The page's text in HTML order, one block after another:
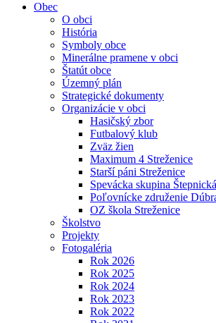
Obec
O obci
História
Symboly obce
Minerálne pramene v obci
Štatút obce
Územný plán
Strategické dokumenty
Organizácie v obci
Hasičský zbor
Futbalový klub
Zväz žien
Maximum 4 Streženice
Starší páni Streženice
Spevácka skupina
Poľovnícke združenie
OZ škola Streženice
Školstvo
Projekty
Fotogaléria
Rok 2026
Rok 2025
Rok 2024
Rok 2023
Rok 2022